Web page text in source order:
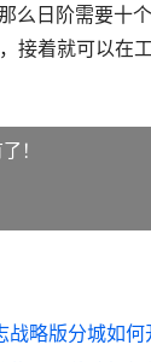
么日阶需要十
接着就可以在工
！
战略版分城如